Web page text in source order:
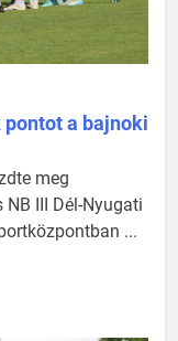
a bajnoki
meg
III Dél-Nyugati
...